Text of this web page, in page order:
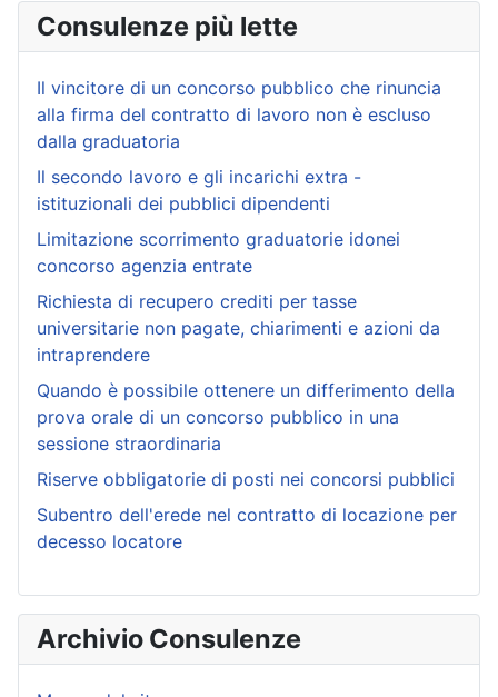
Consulenze più lette
Il vincitore di un concorso pubblico che rinuncia
alla firma del contratto di lavoro non è escluso
dalla graduatoria
Il secondo lavoro e gli incarichi extra -
istituzionali dei pubblici dipendenti
Limitazione scorrimento graduatorie idonei
concorso agenzia entrate
Richiesta di recupero crediti per tasse
universitarie non pagate, chiarimenti e azioni da
intraprendere
Quando è possibile ottenere un differimento della
prova orale di un concorso pubblico in una
sessione straordinaria
Riserve obbligatorie di posti nei concorsi pubblici
Subentro dell'erede nel contratto di locazione per
decesso locatore
Archivio Consulenze